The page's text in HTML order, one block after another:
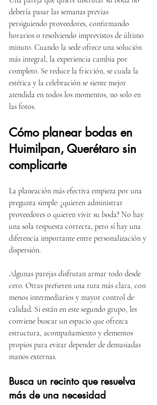
debería pasar las semanas previas
persiguiendo proveedores, confirmando
horarios o resolviendo imprevistos de último
minuto. Cuando la sede ofrece una solución
más integral, la experiencia cambia por
completo. Se reduce la fricción, se cuida la
estética y la celebración se siente mejor
atendida en todos los momentos, no solo en
las fotos.
Cómo planear bodas en
Huimilpan, Querétaro sin
complicarte
La planeación más efectiva empieza por una
pregunta simple: ¿quieren administrar
proveedores o quieren vivir su boda? No hay
una sola respuesta correcta, pero sí hay una
diferencia importante entre personalización y
dispersión.
Algunas parejas disfrutan armar todo desde
cero. Otras prefieren una ruta más clara, con
menos intermediarios y mayor control de
calidad. Si están en este segundo grupo, les
conviene buscar un espacio que ofrezca
estructura, acompañamiento y elementos
propios para evitar depender de demasiadas
manos externas.
Busca un recinto que resuelva
más de una necesidad